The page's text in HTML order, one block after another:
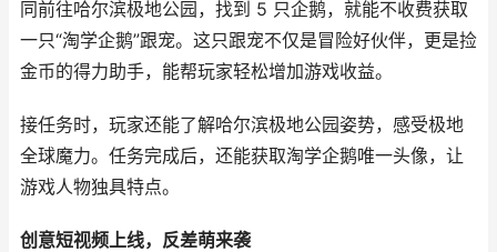
同前往哈尔滨极地公园，找到 5 只企鹅，就能不收费获取
一只“淘学企鹅”跟宠。这只跟宠不仅是冒险好伙伴，更是捡
金币的得力助手，能帮玩家轻松增加游戏收益。
接任务时，玩家还能了解哈尔滨极地公园姿势，感受极地
全球魔力。任务完成后，还能获取淘学企鹅唯一头像，让
游戏人物独具特点。
创意短视频上线，反差萌来袭